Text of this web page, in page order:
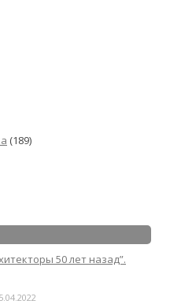
(189)
50 лет назад”.